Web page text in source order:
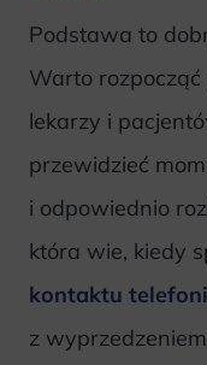
Podstawa to
Warto
lekarzy i
przewidzieć
i odpowiednio
która wie, kiedy
kontaktu
z